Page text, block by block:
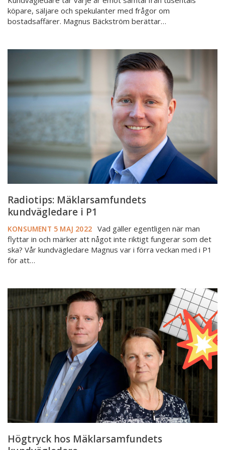
köpare, säljare och spekulanter med frågor om
bostadsaffärer. Magnus Bäckström berättar…
Radiotips:
P1
Radiotips: Mäklarsamfundets
kundvägledare i P1
KONSUMENT 5 MAJ 2022 Vad gäller egentligen när man
flyttar in och märker att något inte riktigt fungerar som det
ska? Vår kundvägledare Magnus var i förra veckan med i P1
för att…
Högtryck
hos
Mäklarsamfundets
kundvägledare
Högtryck hos Mäklarsamfundets